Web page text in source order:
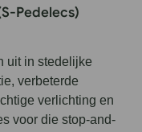
Pedelecs)
uit in stedelijke
verbeterde
verlichting en
voor die stop-and-